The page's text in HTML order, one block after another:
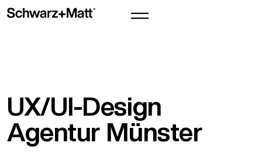
UX/UI-Design
Agentur Münster